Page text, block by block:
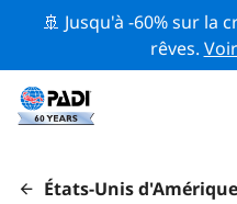
🚢 Jusqu'à -60% sur la
rêves.
États-Unis